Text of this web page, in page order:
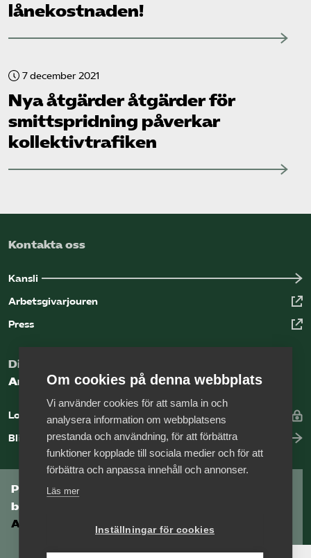
lånekostnaden!
7 december 2021
Nya åtgärder åtgärder för
smittspridning påverkar
kollektiv­trafiken
Kontakta oss
Kansli
Arbetsgivarjouren
Press
Digital kunskapsbank för arbetsgivare
Arbetsgivarguiden
Logga in
Bli medlem
Prenumerera på Tågföretagens
branschnyhetsbrev
Aktuell info direkt i din inkorg.
Om cookies på denna webbplats
Vi använder cookies för att samla in och
analysera information om webbplatsens
prestanda och användning, för att förbättra
funktioner kopplade till sociala medier och för att
förbättra och anpassa innehåll och annonser.
Läs mer
Inställningar för cookies